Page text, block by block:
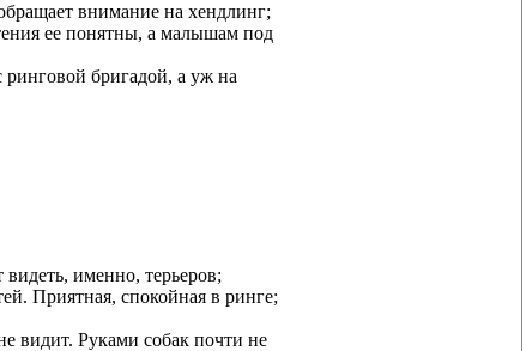
внимание на хендлинг;
ее понятны, а малышам под
бригадой, а уж на
именно, терьеров;
Приятная, спокойная в ринге;
видит. Руками собак почти не